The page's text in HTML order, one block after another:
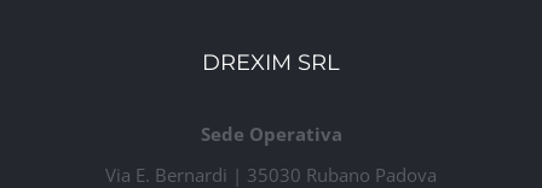
DREXIM SRL
Sede Operativa
Via E. Bernardi | 35030 Rubano Padova